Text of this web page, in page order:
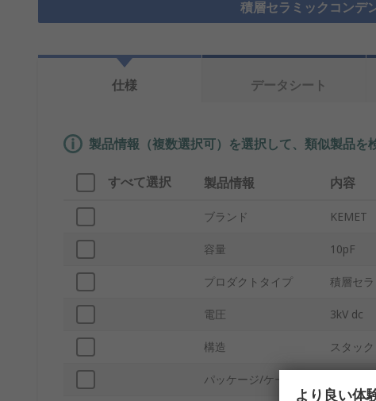
積層セラミックコンデ
仕様 データシート
製品情報（複数選択可）を選択して、類似製品を
すべて選択 製品情報 内容
ブランド KEMET
容量 10pF
プロダクトタイプ 積層セ
電圧 3kV dc
構造 スタック
パッケージ/ケース
より良い体